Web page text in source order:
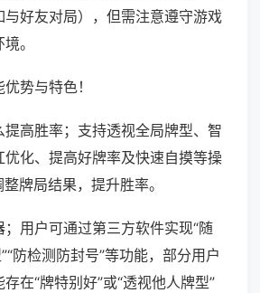
与好友对局），但需注意遵守游戏
。
势与特色！
高胜率；支持透视全局牌型、智
优化、提高好牌率及快速自摸等操
牌局结果，提升胜率。
用户可通过第三方软件实现“随
防检测防封号”等功能，部分用户
在“牌特别好”或“透视他人牌型”